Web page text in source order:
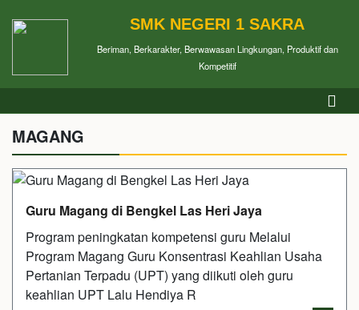
SMK NEGERI 1 SAKRA
Beriman, Berkarakter, Berwawasan Lingkungan, Produktif dan
Kompetitif
MAGANG
Guru Magang di Bengkel Las Heri Jaya
Program peningkatan kompetensi guru Melalui
Program Magang Guru Konsentrasi Keahlian Usaha
Pertanian Terpadu (UPT) yang diikuti oleh guru
keahlian UPT Lalu Hendiya R